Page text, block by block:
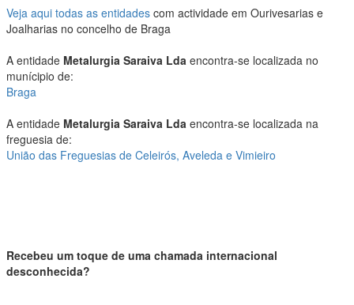
Veja aqui todas as entidades com actividade em Ourivesarias e
Joalharias no concelho de Braga
A entidade Metalurgia Saraiva Lda encontra-se localizada no
munícipio de:
Braga
A entidade Metalurgia Saraiva Lda encontra-se localizada na
freguesia de:
União das Freguesias de Celeirós, Aveleda e Vimieiro
Recebeu um toque de uma chamada internacional
desconhecida?